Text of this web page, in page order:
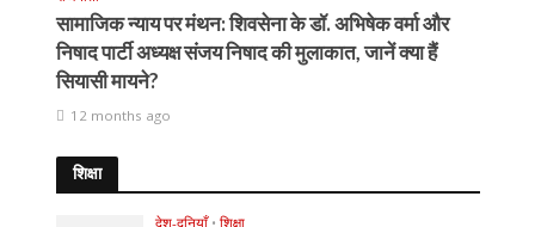
सामाजिक न्याय पर मंथन: शिवसेना के डॉ. अभिषेक वर्मा और
निषाद पार्टी अध्यक्ष संजय निषाद की मुलाकात, जानें क्या हैं
सियासी मायने?
12 months ago
शिक्षा
देश-दुनियाँ • शिक्षा